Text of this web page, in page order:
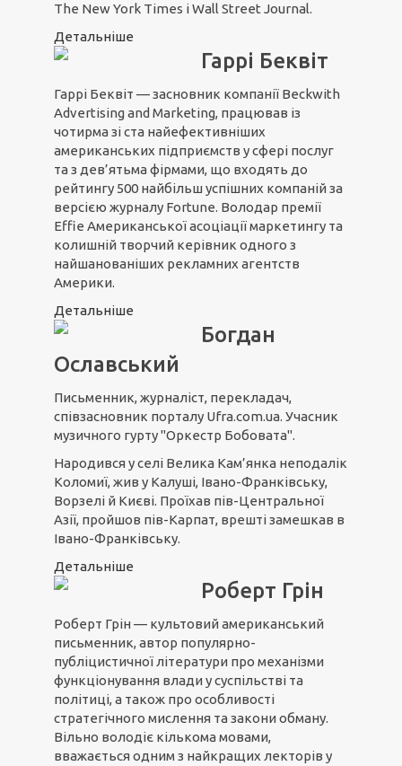
The New York Times і Wall Street Journal.
Детальніше
Гаррі Беквіт
Гаррі Беквіт — засновник компанії Beckwith
Advertising and Marketing, працював із
чотирма зі ста найефективніших
американських підприємств у сфері послуг
та з дев’ятьма фірмами, що входять до
рейтингу 500 найбільш успішних компаній за
версією журналу Fortune. Володар премії
Effie Американської асоціації маркетингу та
колишній творчий керівник одного з
найшанованіших рекламних агентств
Америки.
Детальніше
Богдан
Ославський
Письменник, журналіст, перекладач,
співзасновник порталу Ufra.com.ua. Учасник
музичного гурту "Оркестр Бобовата".
Народився у селі Велика Кам’янка неподалік
Коломиї, жив у Калуші, Івано-Франківську,
Ворзелі й Києві. Проїхав пів-Центральної
Азії, пройшов пів-Карпат, врешті замешкав в
Івано-Франківську.
Детальніше
Роберт Грін
Роберт Грін — культовий американський
письменник, автор популярно-
публіцистичної літератури про механізми
функціонування влади у суспільстві та
політиці, а також про особливості
стратегічного мислення та закони обману.
Вільно володіє кількома мовами,
вважається одним з найкращих лекторів у